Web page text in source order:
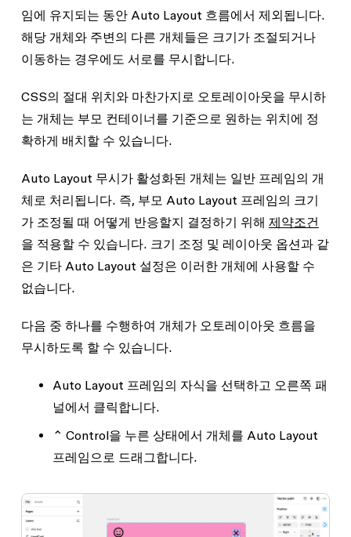
임에 유지되는 동안 Auto Layout 흐름에서 제외됩니다.
해당 개체와 주변의 다른 개체들은 크기가 조절되거나
이동하는 경우에도 서로를 무시합니다.
CSS의 절대 위치와 마찬가지로 오토레이아웃을 무시하
는 개체는 부모 컨테이너를 기준으로 원하는 위치에 정
확하게 배치할 수 있습니다.
Auto Layout 무시가 활성화된 개체는 일반 프레임의 개
체로 처리됩니다. 즉, 부모 Auto Layout 프레임의 크기
가 조정될 때 어떻게 반응할지 결정하기 위해 제약조건
을 적용할 수 있습니다. 크기 조정 및 레이아웃 옵션과 같
은 기타 Auto Layout 설정은 이러한 개체에 사용할 수
없습니다.
다음 중 하나를 수행하여 개체가 오토레이아웃 흐름을
무시하도록 할 수 있습니다.
Auto Layout 프레임의 자식을 선택하고 오른쪽 패
널에서 클릭합니다.
⌃ Control을 누른 상태에서 개체를 Auto Layout
프레임으로 드래그합니다.